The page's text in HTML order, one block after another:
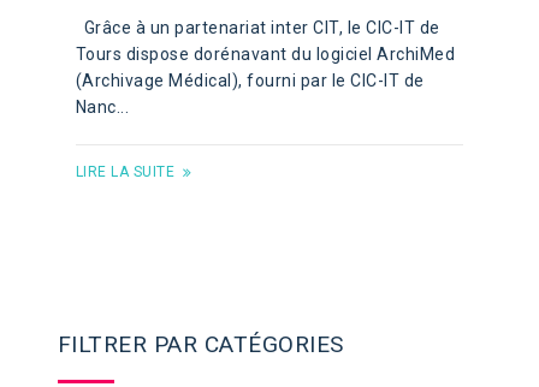
Grâce à un partenariat inter CIT, le CIC-IT de
Tours dispose dorénavant du logiciel ArchiMed
(Archivage Médical), fourni par le CIC-IT de
Nanc...
LIRE LA SUITE
FILTRER PAR CATÉGORIES